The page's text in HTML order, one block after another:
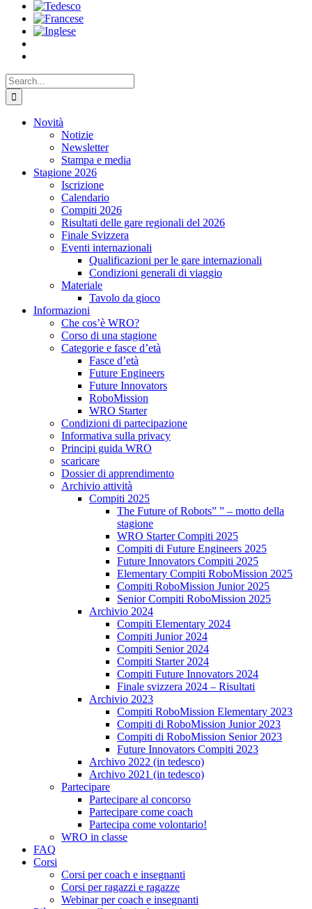
Search
for:
Novità
Notizie
Newsletter
Stampa e media
Stagione 2026
Iscrizione
Calendario
Compiti 2026
Risultati delle gare regionali del 2026
Finale Svizzera
Eventi internazionali
Qualificazioni per le gare internazionali
Condizioni generali di viaggio
Materiale
Tavolo da gioco
Informazioni
Che cos’è WRO?
Corso di una stagione
Categorie e fasce d’età
Fasce d’età
Future Engineers
Future Innovators
RoboMission
WRO Starter
Condizioni di partecipazione
Informativa sulla privacy
Principi guida WRO
scaricare
Dossier di apprendimento
Archivio attività
Compiti 2025
The Future of Robots” ” – motto della
stagione
WRO Starter Compiti 2025
Compiti di Future Engineers 2025
Future Innovators Compiti 2025
Elementary Compiti RoboMission 2025
Compiti RoboMission Junior 2025
Senior Compiti RoboMission 2025
Archivio 2024
Compiti Elementary 2024
Compiti Junior 2024
Compiti Senior 2024
Compiti Starter 2024
Compiti Future Innovators 2024
Finale svizzera 2024 – Risultati
Archivio 2023
Compiti RoboMission Elementary 2023
Compiti di RoboMission Junior 2023
Compiti di RoboMission Senior 2023
Future Innovators Compiti 2023
Archivo 2022 (in tedesco)
Archivo 2021 (in tedesco)
Partecipare
Partecipare al concorso
Partecipare come coach
Partecipa come volontario!
WRO in classe
FAQ
Corsi
Corsi per coach e insegnanti
Corsi per ragazzi e ragazze
Webinar per coach e insegnanti